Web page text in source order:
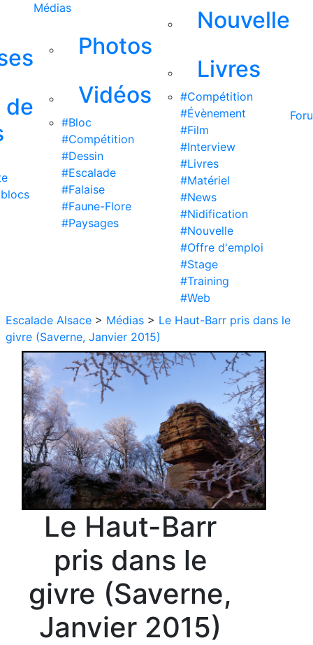
de
Médias
Photos
Vidéos
#Bloc
#Compétition
#Dessin
#Escalade
#Falaise
#Faune-Flore
#Paysages
Nouvelle
Livres
#Compétition
#Évènement
#Film
#Interview
#Livres
#Matériel
#News
#Nidification
#Nouvelle
#Offre d'emploi
#Stage
#Training
#Web
Escalade Alsace > Médias > Le Haut-Barr pris dans le
givre (Saverne, Janvier 2015)
Le Haut-Barr
pris dans le
givre (Saverne,
Janvier 2015)